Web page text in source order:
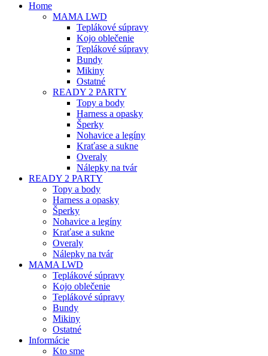
Home
MAMA LWD
Teplákové súpravy
Kojo oblečenie
Teplákové súpravy
Bundy
Mikiny
Ostatné
READY 2 PARTY
Topy a body
Harness a opasky
Šperky
Nohavice a legíny
Kraťase a sukne
Overaly
Nálepky na tvár
READY 2 PARTY
Topy a body
Harness a opasky
Šperky
Nohavice a legíny
Kraťase a sukne
Overaly
Nálepky na tvár
MAMA LWD
Teplákové súpravy
Kojo oblečenie
Teplákové súpravy
Bundy
Mikiny
Ostatné
Informácie
Kto sme